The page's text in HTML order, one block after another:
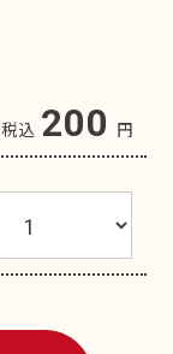
税込 200 円